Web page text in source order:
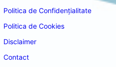
Politica de Confidențialitate
Politica de Cookies
Disclaimer
Contact